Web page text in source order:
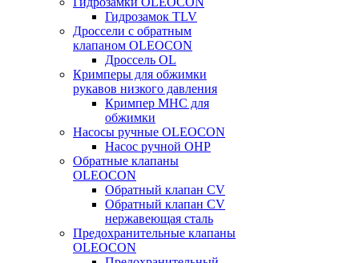
Гидрозамок TLV
Дроссели с обратным
клапаном OLEOCON
Дроссель OL
Кримперы для обжимки
рукавов низкого давления
Кримпер MHC для
обжимки
Насосы ручные OLEOCON
Насос ручной OHP
Обратные клапаны
OLEOCON
Обратный клапан CV
Обратный клапан CV
нержавеющая сталь
Предохранительные клапаны
OLEOCON